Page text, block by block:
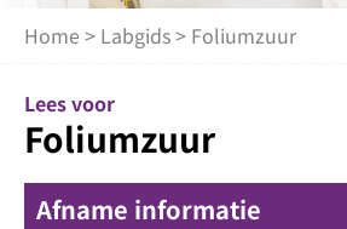
Home > Labgids> Foliumzuur
Lees voor
Foliumzuur
Afname informatie